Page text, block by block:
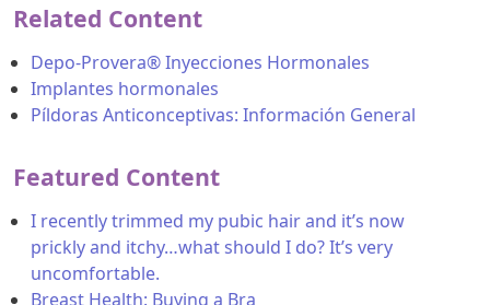
Related Content
Depo-Provera® Inyecciones Hormonales
Implantes hormonales
Píldoras Anticonceptivas: Información General
Featured Content
I recently trimmed my pubic hair and it’s now
prickly and itchy…what should I do? It’s very
uncomfortable.
Breast Health: Buying a Bra